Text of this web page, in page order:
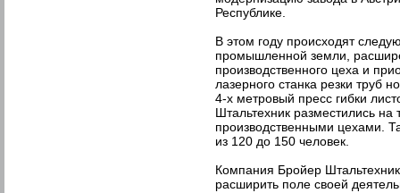
Республике.
В этом году происходят
промышленной земли,
производственного цеха и
лазерного станка резки труб
4-х метровый пресс гибки
Штальтехник разместились
производственными цехами.
из 120 до 150 человек.
Компания Бройер
расширить поле своей